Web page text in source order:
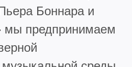
Боннара и
мы предпринимаем